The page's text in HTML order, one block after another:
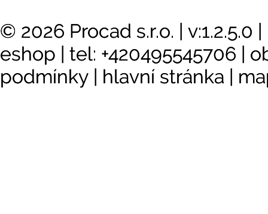
© 2026 Procad s.r.o. | v:1.2.5.0 |
eshop | tel: +420495545706 |
podmínky | hlavní stránka |